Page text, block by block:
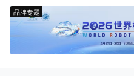
品牌专题